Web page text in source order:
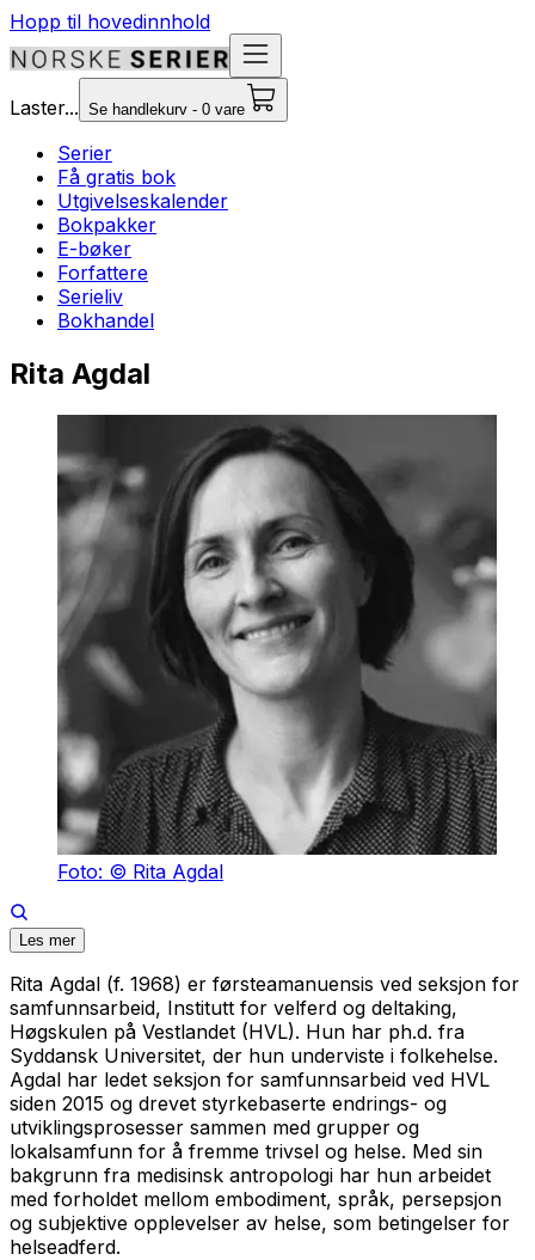
Hopp til hovedinnhold
Laster... Se handlekurv - 0 vare
Serier
Få gratis bok
Utgivelseskalender
Bokpakker
E-bøker
Forfattere
Serieliv
Bokhandel
Rita Agdal
Foto: © Rita Agdal
Les mer
Rita Agdal (f. 1968) er førsteamanuensis ved seksjon for
samfunnsarbeid, Institutt for velferd og deltaking,
Høgskulen på Vestlandet (HVL). Hun har ph.d. fra
Syddansk Universitet, der hun underviste i folkehelse.
Agdal har ledet seksjon for samfunnsarbeid ved HVL
siden 2015 og drevet styrkebaserte endrings- og
utviklingsprosesser sammen med grupper og
lokalsamfunn for å fremme trivsel og helse. Med sin
bakgrunn fra medisinsk antropologi har hun arbeidet
med forholdet mellom embodiment, språk, persepsjon
og subjektive opplevelser av helse, som betingelser for
helseadferd.